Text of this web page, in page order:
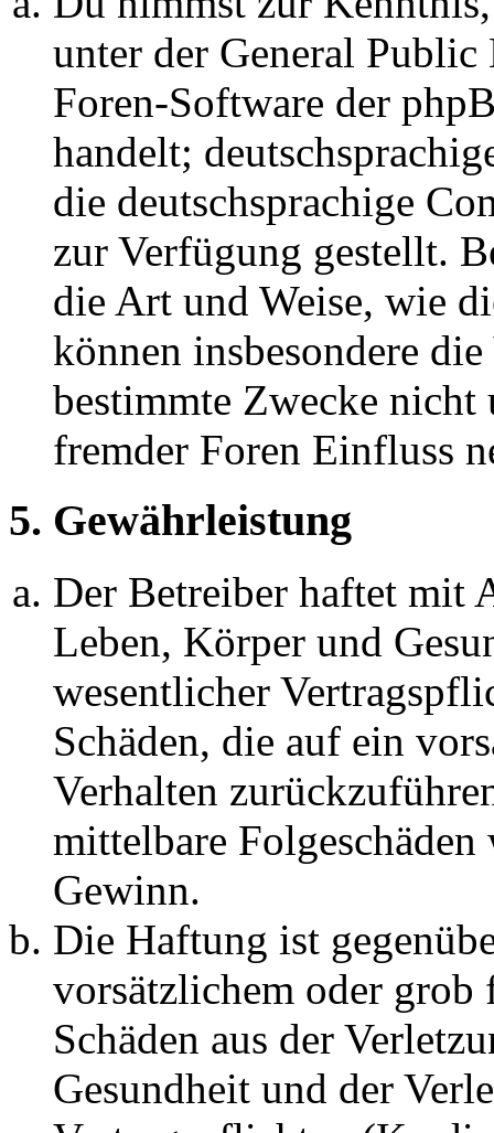
unter der General
Foren-Software der
handelt;
die deutschsprachige
zur Verfügung gestellt.
die Art und Weise, wie
können insbesondere
bestimmte Zwecke nicht
fremder Foren Einfluss
5. Gewährleistung
Der Betreiber haftet mit
Leben, Körper und
wesentlicher
Schäden, die auf ein
Verhalten
mittelbare Folgeschäden
Gewinn.
Die Haftung ist
vorsätzlichem oder grob
Schäden aus der
Gesundheit und der